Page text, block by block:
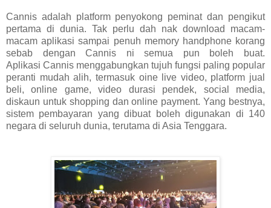
Cannis adalah platform penyokong peminat dan pengikut
pertama di dunia. Tak perlu dah nak download macam-
macam aplikasi sampai penuh memory handphone korang
sebab dengan Cannis ni semua pun boleh buat.
Aplikasi Cannis menggabungkan tujuh fungsi paling popular
peranti mudah alih, termasuk oine live video, platform jual
beli, online game, video durasi pendek, social media,
diskaun untuk shopping dan online payment. Yang bestnya,
sistem pembayaran yang dibuat boleh digunakan di 140
negara di seluruh dunia, terutama di Asia Tenggara.